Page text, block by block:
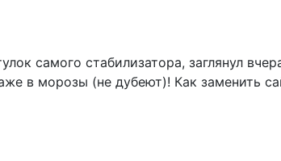
самого стабилизатора, заглянул
в морозы (не дубеют)! Как заменить